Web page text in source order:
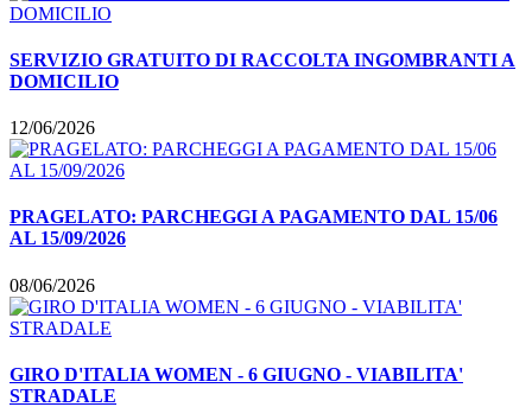
SERVIZIO GRATUITO DI RACCOLTA INGOMBRANTI A
DOMICILIO
12/06/2026
PRAGELATO: PARCHEGGI A PAGAMENTO DAL 15/06
AL 15/09/2026
08/06/2026
GIRO D'ITALIA WOMEN - 6 GIUGNO - VIABILITA'
STRADALE